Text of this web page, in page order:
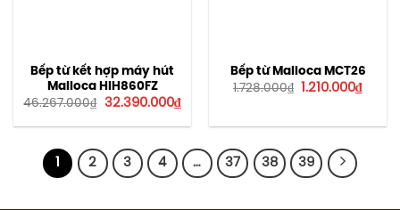
Bếp từ kết hợp máy hút
Malloca HIH860FZ
46.267.000₫
Giá
là:
32.390.000₫Giá
tại
32.390.000₫.
Bếp từ Malloca MCT26
1.728.000₫ Giá
1.210.000₫Giá
1 2 3 4 … 37 38 39